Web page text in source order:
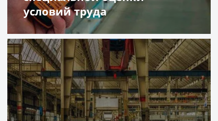
условий труда
Подробнее